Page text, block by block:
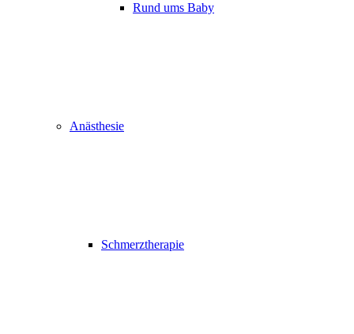
Rund ums Baby
Anästhesie
Schmerztherapie